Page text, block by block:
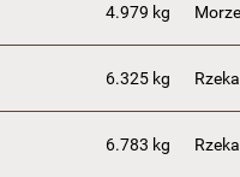
4.979 kg
6.325 kg
6.783 kg